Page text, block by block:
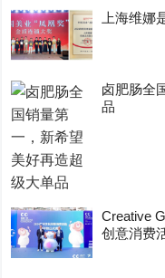
上海维娜
卤肥肠全
品
Creative
创意消费